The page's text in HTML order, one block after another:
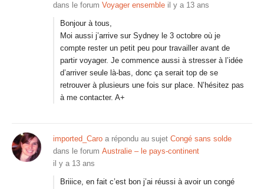
dans le forum Voyager ensemble il y a 13 ans
Bonjour à tous,
Moi aussi j’arrive sur Sydney le 3 octobre où je
compte rester un petit peu pour travailler avant de
partir voyager. Je commence aussi à stresser à l’idée
d’arriver seule là-bas, donc ça serait top de se
retrouver à plusieurs une fois sur place. N’hésitez pas
à me contacter. A+
imported_Caro a répondu au sujet Congé sans solde
dans le forum Australie – le pays-continent
il y a 13 ans
Briiice, en fait c’est bon j’ai réussi à avoir un congé